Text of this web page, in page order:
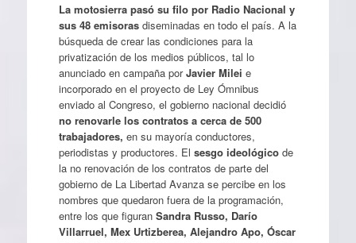
La motosierra pasó su filo por Radio Nacional y
sus 48 emisorasdiseminadas en todo el país. A la
búsqueda de crear las condiciones para la
privatización de los medios públicos, tal lo
anunciado en campaña porJavier Milei e
incorporado en el proyecto de Ley Ómnibus
enviado al Congreso, el gobierno nacional decidió
no renovarle los contratos a cerca de 500
trabajadores, en su mayoría conductores,
periodistas y productores. El sesgo ideológicode
la no renovación de los contratos de parte del
gobierno de La Libertad Avanza se percibe en los
nombres que quedaron fuera de la programación,
entre los que figuran Sandra Russo, Darío
Villarruel, Mex Urtizberea, Alejandro Apo, Óscar